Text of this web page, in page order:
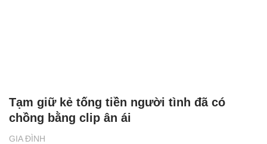
GIA ĐÌNH
Tạm giữ kẻ tống tiền người tình đã có
chồng bằng clip ân ái